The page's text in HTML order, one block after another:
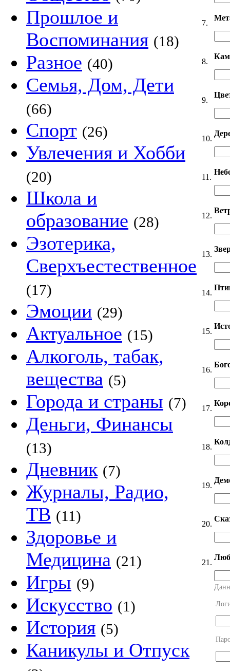
Прошлое и
Воспоминания (18)
Разное (40)
Семья, Дом, Дети
(66)
Спорт (26)
Увлечения и Хобби
(20)
Школа и
образование (28)
Эзотерика,
Сверхъестественное
(17)
Эмоции (29)
Актуальное (15)
Алкоголь, табак,
вещества (5)
Города и страны (7)
Деньги, Финансы
(13)
Дневник (7)
Журналы, Радио,
ТВ (11)
Здоровье и
Медицина (21)
Игры (9)
Искусство (1)
История (5)
Каникулы и Отпуск
7.
8.
9.
10.
11.
12.
13.
14.
15.
16.
17.
18.
19.
20.
21.